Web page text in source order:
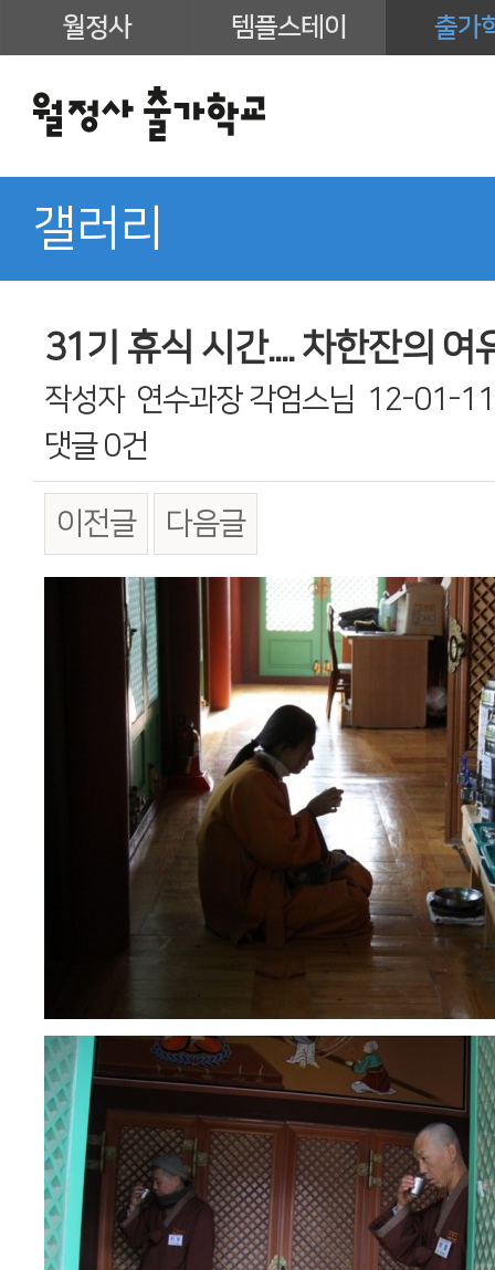
월정사 템플스테이 출가
갤러리
31기 휴식 시간.... 차한잔의 여
작성자 연수과장 각엄스님 12-01-
댓글 0건
이전글 다음글